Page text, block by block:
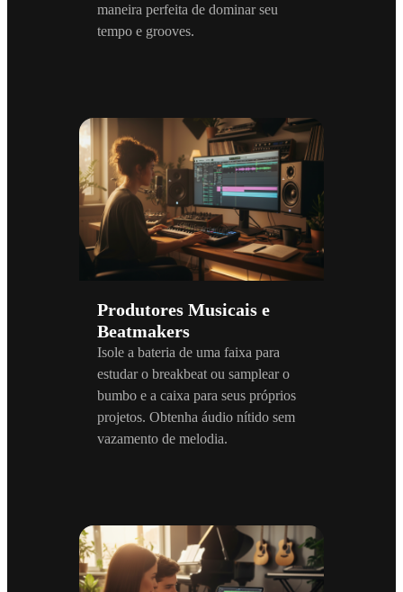
maneira perfeita de dominar seu
tempo e grooves.
Produtores Musicais e
Beatmakers
Isole a bateria de uma faixa para
estudar o breakbeat ou samplear o
bumbo e a caixa para seus próprios
projetos. Obtenha áudio nítido sem
vazamento de melodia.